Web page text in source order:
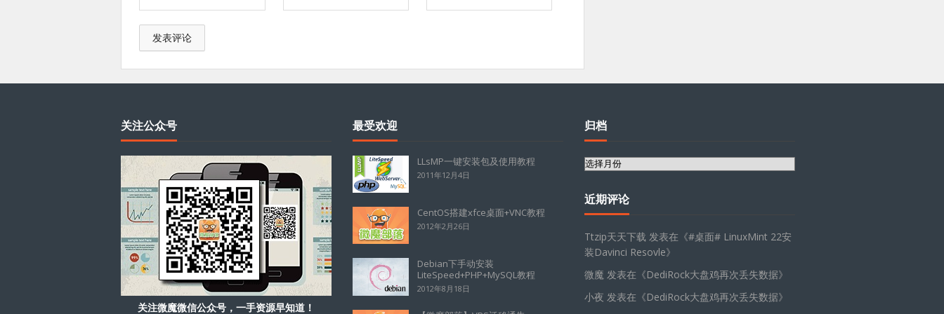
关注公众号
关注微魔微信公众号，一手资源早知道！
最受欢迎
LLsMP一键安装包及使用教程
2011年12月4日
CentOS搭建xfce桌面+VNC教程
2012年2月26日
Debian下手动安装
LiteSpeed+PHP+MySQL教程
2012年8月18日
归档
归
近期评论
Ttzip天天下载 发表在《#桌面# LinuxMint 22安
装Davinci Resovle》
微魔 发表在《DediRock大盘鸡再次丢失数据》
小夜 发表在《DediRock大盘鸡再次丢失数据》